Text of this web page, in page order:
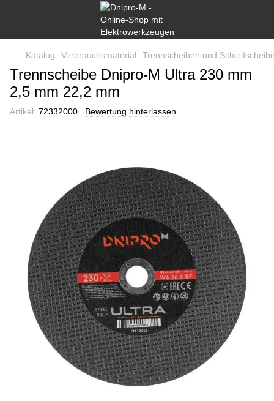
Katalog Verbrauchsmaterial Trennscheiben und
Trennscheibe Dnipro-M Ultra 230 mm
2,5 mm 22,2 mm
Artikel: 72332000 Bewertung hinterlassen